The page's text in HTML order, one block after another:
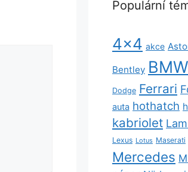
Populární
4x4 akce
Bentley BMW
Dodge Ferrari
auta hothatch
kabriolet
Lexus Lotus Maserati
Mercedes